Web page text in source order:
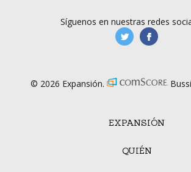
EXPANSIÓN
QUIÉN
Síguenos en nuestras redes
© 2026 Expansión.